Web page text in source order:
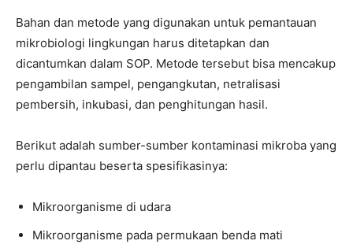
Bahan dan metode yang digunakan untuk pemantauan
mikrobiologi lingkungan harus ditetapkan dan
dicantumkan dalam SOP. Metode tersebut bisa mencakup
pengambilan sampel, pengangkutan, netralisasi
pembersih, inkubasi, dan penghitungan hasil.
Berikut adalah sumber-sumber kontaminasi mikroba yang
perlu dipantau beserta spesifikasinya:
Mikroorganisme di udara
Mikroorganisme pada permukaan benda mati